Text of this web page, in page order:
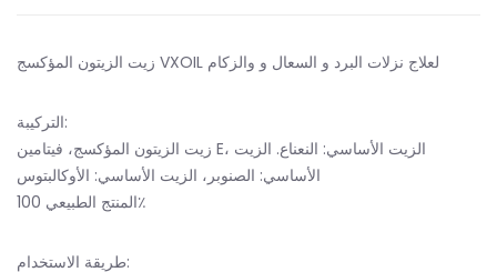
زيت الزيتون المؤكسج VXOIL لعلاج نزلات البرد و السعال و والزكام
التركيبة:
زيت الزيتون المؤكسج، فيتامين E، الزيت الأساسي: النعناع. الزيت
الأساسي: الصنوبر، الزيت الأساسي: الأوكالبتوس
المنتج الطبيعي 100٪
طريقة الاستخدام: